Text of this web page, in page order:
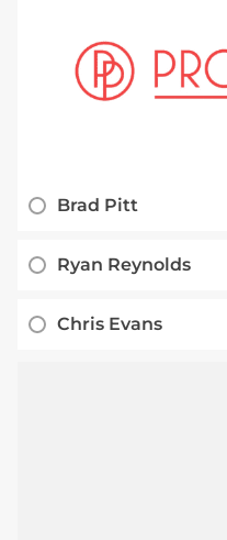
Brad Pitt
Ryan Reynolds
Chris Evans